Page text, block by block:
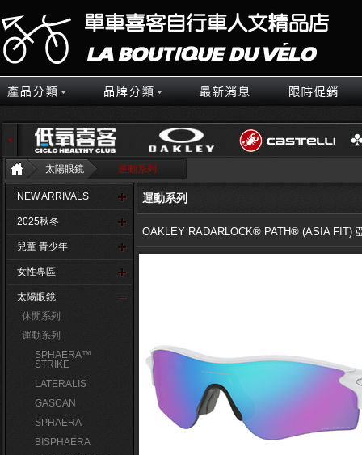
太陽眼鏡 運動系列
NEW ARRIVALS
2025秋冬
兒童 青少年
女性專區
太陽眼鏡
休閒系列
運動系列
SPHAERA™
STRIKE
LATERALIS
GASCAN
SPHAERA
BISPHAERA
運動系列
OAKLEY RADARLOCK® PATH® (ASIA FIT)